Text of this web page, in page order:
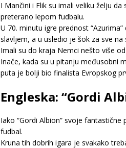
I Mančini i Flik su imali veliku želju
preterano lepom fudbalu.
U 70. minutu igre prednost
slavljem, a u usledio je šok za sve
Imali su do kraja Nemci nešto više
Inače, kada su u pitanju međusobni
puta je bolji bio finalista Evropskog
Engleska: “Gordi
Iako “Gordi Albion” svoje
fudbal.
Kruna tih dobrih igara je svakako